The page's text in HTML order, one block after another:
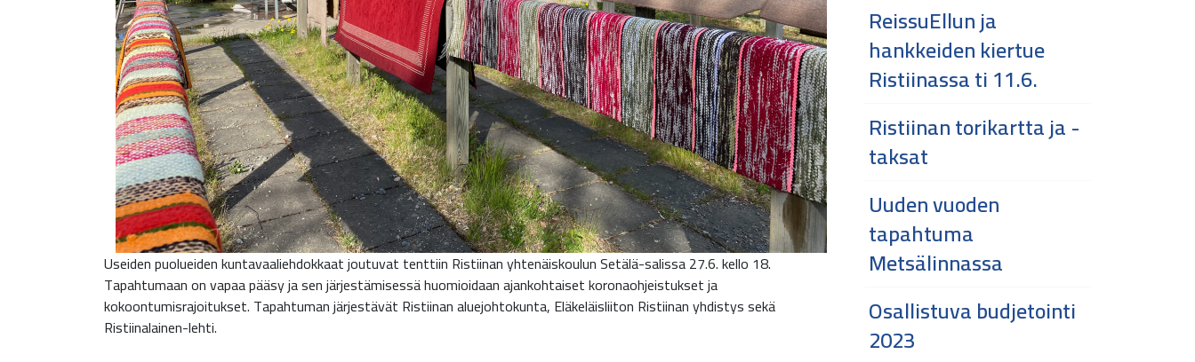
Useiden puolueiden kuntavaaliehdokkaat joutuvat tenttiin Ristiinan yhtenäiskoulun Setälä-salissa 27.6. kello 18.
Tapahtumaan on vapaa pääsy ja sen järjestämisessä huomioidaan ajankohtaiset koronaohjeistukset ja
kokoontumisrajoitukset. Tapahtuman järjestävät Ristiinan aluejohtokunta, Eläkeläisliiton Ristiinan yhdistys sekä
Ristiinalainen-lehti.
ReissuEllun ja
hankkeiden kiertue
Ristiinassa ti 11.6.
Ristiinan torikartta ja -
taksat
Uuden vuoden
tapahtuma
Metsälinnassa
Osallistuva budjetointi
2023